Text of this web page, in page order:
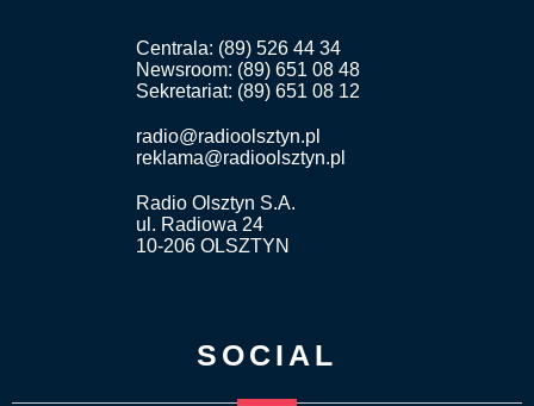
Centrala: (89) 526 44 34
Newsroom: (89) 651 08 48
Sekretariat: (89) 651 08 12
radio@radioolsztyn.pl
reklama@radioolsztyn.pl
Radio Olsztyn S.A.
ul. Radiowa 24
10-206 OLSZTYN
SOCIAL